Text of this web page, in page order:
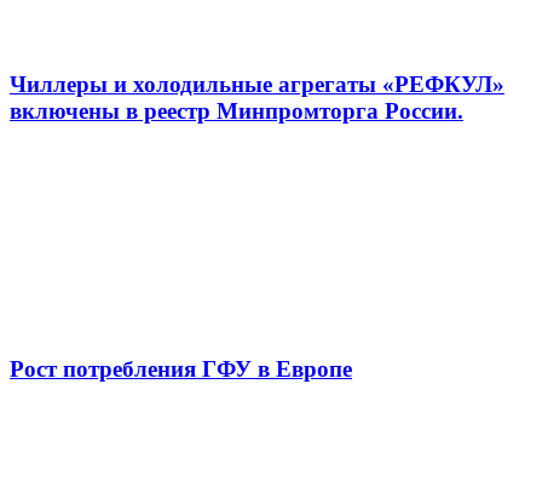
Чиллеры и холодильные агрегаты «РЕФКУЛ»
включены в реестр Минпромторга России.
Рост потребления ГФУ в Европе